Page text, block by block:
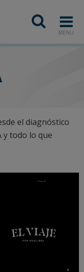
MENU
el diagnóstico
y todo lo que